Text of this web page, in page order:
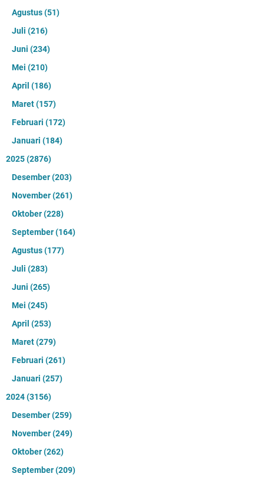
Agustus(51)
Juli (216)
Juni (234)
Mei (210)
April (186)
Maret(157)
Februari (172)
Januari (184)
2025(2876)
Desember(203)
November(261)
Oktober(228)
September(164)
Agustus(177)
Juli (283)
Juni (265)
Mei (245)
April (253)
Maret(279)
Februari (261)
Januari (257)
2024(3156)
Desember(259)
November(249)
Oktober(262)
September(209)